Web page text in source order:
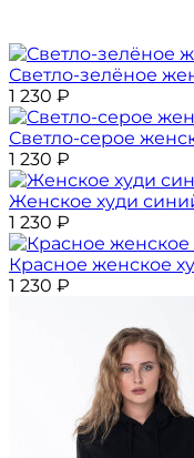
Светло-зелёное
1 230 ₽
Светло-серое
1 230 ₽
Женское худи
1 230 ₽
Красное женское
1 230 ₽